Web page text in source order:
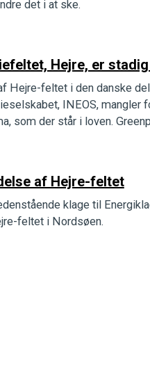
det i at ske.
Hejre, er
Hejre-feltet i den danske
INEOS, mangler
som der står i loven.
af Hejre-feltet
klage til
feltet i Nordsøen.